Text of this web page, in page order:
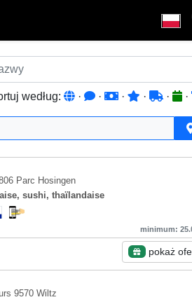
według: · · · · · ·
Parc Hosingen
sushi, thaïlandaise
minimum:
pokaż
9570 Wiltz